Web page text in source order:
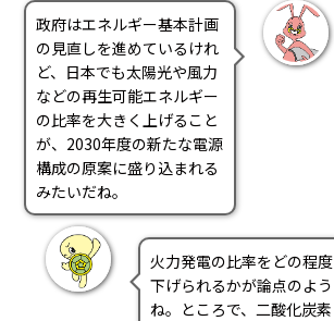
採用情報
政府はエネルギー基本計画
の見直しを進めているけれ
ど、日本でも太陽光や風力
などの再生可能エネルギー
の比率を大きく上げること
が、2030年度の新たな電源
構成の原案に盛り込まれる
みたいだね。
火力発電の比率をどの程度
下げられるかが論点のよう
ね。ところで、二酸化炭素